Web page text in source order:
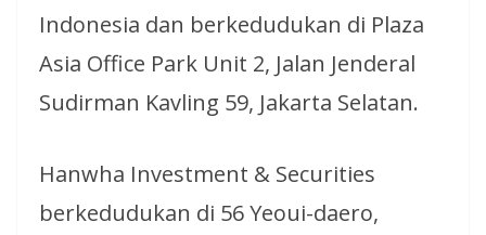
Indonesia dan berkedudukan di Plaza
Asia Office Park Unit 2, Jalan Jenderal
Sudirman Kavling 59, Jakarta Selatan.
Hanwha Investment & Securities
berkedudukan di 56 Yeoui-daero,